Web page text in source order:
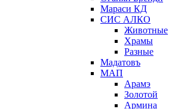
Мараси КД
СИС АЛКО
Животные
Храмы
Разные
Мадатовъ
МАП
Арамэ
Золотой
Армина